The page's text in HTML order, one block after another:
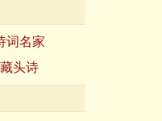
词名家
藏头诗